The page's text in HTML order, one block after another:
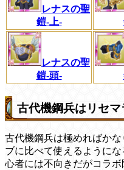
レナスの聖
鎧-上-
レナスの聖
鎧-頭-
古代機鋼兵はリセ
古代機鋼兵は極めればか
ブに比べて使えるように
心者には不向きだがコラ